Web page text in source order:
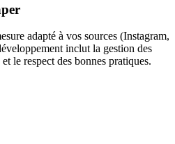
adapté à vos sources (Instagram,
inclut la gestion des
le respect des bonnes pratiques.